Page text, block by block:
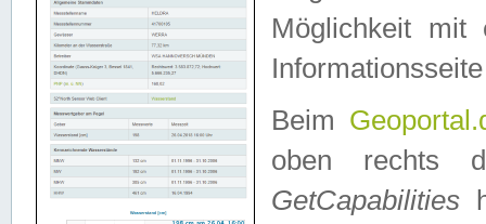
Möglichkeit mit
Beim
oben rechts
GetCapabilities